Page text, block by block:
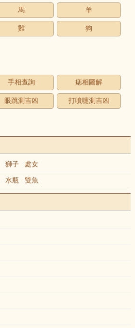
馬 羊
雞 狗
手相查詢 痣相圖解
眼跳測吉凶 打噴嚏測吉凶
獅子 處女
水瓶 雙魚